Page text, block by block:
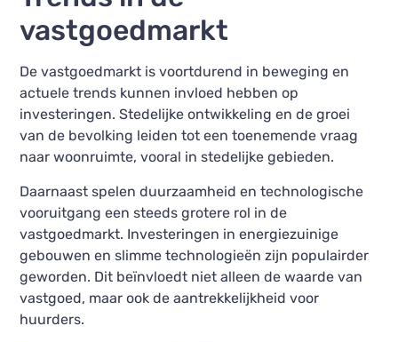
vastgoedmarkt
De vastgoedmarkt is voortdurend in beweging en
actuele trends kunnen invloed hebben op
investeringen. Stedelijke ontwikkeling en de groei
van de bevolking leiden tot een toenemende vraag
naar woonruimte, vooral in stedelijke gebieden.
Daarnaast spelen duurzaamheid en technologische
vooruitgang een steeds grotere rol in de
vastgoedmarkt. Investeringen in energiezuinige
gebouwen en slimme technologieën zijn populairder
geworden. Dit beïnvloedt niet alleen de waarde van
vastgoed, maar ook de aantrekkelijkheid voor
huurders.